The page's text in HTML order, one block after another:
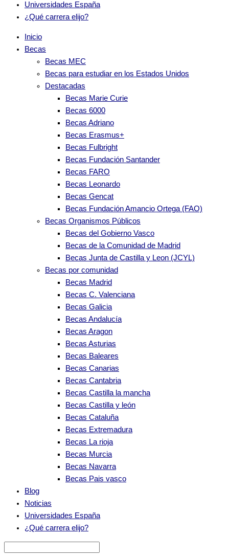
Universidades España
¿Qué carrera elijo?
Inicio
Becas
Becas MEC
Becas para estudiar en los Estados Unidos
Destacadas
Becas Marie Curie
Becas 6000
Becas Adriano
Becas Erasmus+
Becas Fulbright
Becas Fundación Santander
Becas FARO
Becas Leonardo
Becas Gencat
Becas Fundación Amancio Ortega (FAO)
Becas Organismos Públicos
Becas del Gobierno Vasco
Becas de la Comunidad de Madrid
Becas Junta de Castilla y Leon (JCYL)
Becas por comunidad
Becas Madrid
Becas C. Valenciana
Becas Galicia
Becas Andalucía
Becas Aragon
Becas Asturias
Becas Baleares
Becas Canarias
Becas Cantabria
Becas Castilla la mancha
Becas Castilla y león
Becas Cataluña
Becas Extremadura
Becas La rioja
Becas Murcia
Becas Navarra
Becas Pais vasco
Blog
Noticias
Universidades España
¿Qué carrera elijo?